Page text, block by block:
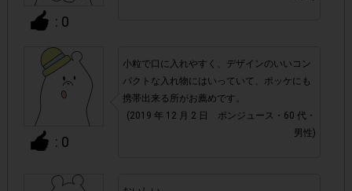
・悪質な投稿があった場合、
だくこともあります。
・スマートフォン、携帯電話、タブレットPCにつきまし
て、機種によってはアンケートに回答できない場合がござい
ます。
▼ポイント付与対象外
上記参加条件(対象商品・購入チェーン・回答期間・
: 0
: 0
小粒で口に入れやすく、デザインのいいコン
パクトな入れ物にはいっていて、ポッケにも
携帯出来る所がお薦めです。
(2019 年 12 月 2 日 ポンジュース・60 代・
男性)